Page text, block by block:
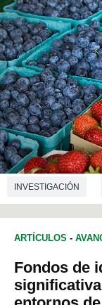
INVESTIGACIÓN
INFORMÁTICA
ARTÍCULOS -
Fondos de